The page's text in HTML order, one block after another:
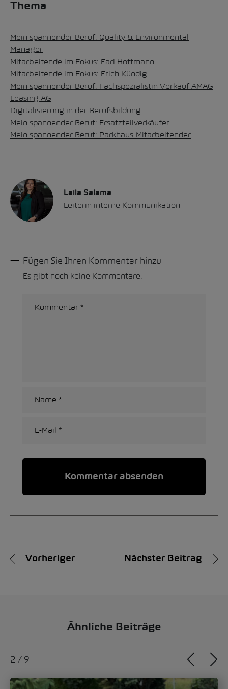
Thema
Mein spannender Beruf: Quality & Environmental
Manager
Mitarbeitende im Fokus: Earl Hoffmann
Mitarbeitende im Fokus: Erich Kündig
Mein spannender Beruf: Fachspezialistin Verkauf AMAG
Leasing AG
Digitalisierung in der Berufsbildung
Mein spannender Beruf: Ersatzteilverkäufer
Mein spannender Beruf: Parkhaus-Mitarbeitender
Laila Salama
Leiterin interne Kommunikation
Fügen Sie Ihren Kommentar hinzu
Es gibt noch keine Kommentare.
Vorheriger Nächster Beitrag
Ähnliche Beiträge
2 / 9